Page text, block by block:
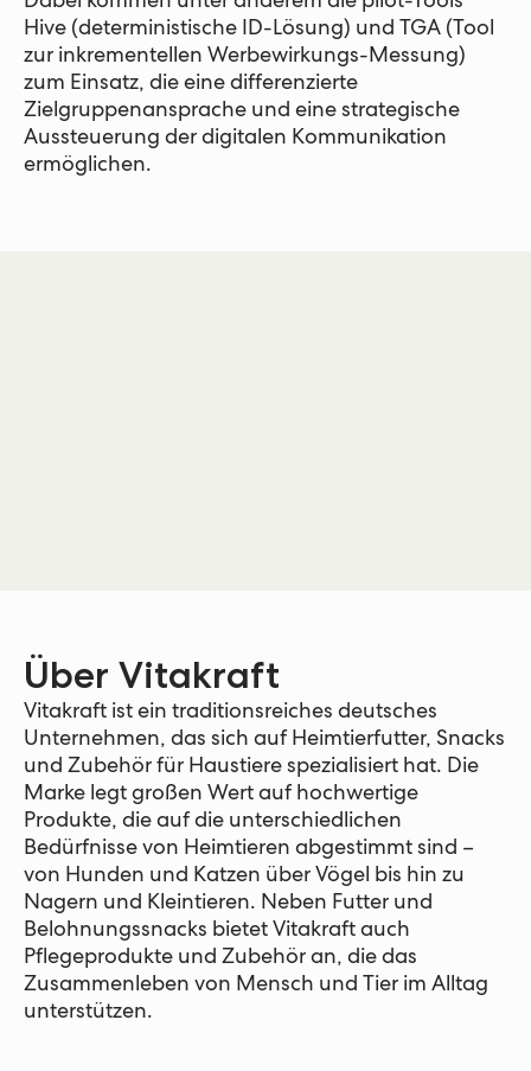
Hive (deterministische ID-Lösung) und TGA (Tool
zur inkrementellen Werbewirkungs-Messung)
zum Einsatz, die eine differenzierte
Zielgruppenansprache und eine strategische
Aussteuerung der digitalen Kommunikation
ermöglichen.
Über Vitakraft
Vitakraft ist ein traditionsreiches deutsches
Unternehmen, das sich auf Heimtierfutter, Snacks
und Zubehör für Haustiere spezialisiert hat. Die
Marke legt großen Wert auf hochwertige
Produkte, die auf die unterschiedlichen
Bedürfnisse von Heimtieren abgestimmt sind –
von Hunden und Katzen über Vögel bis hin zu
Nagern und Kleintieren. Neben Futter und
Belohnungssnacks bietet Vitakraft auch
Pflegeprodukte und Zubehör an, die das
Zusammenleben von Mensch und Tier im Alltag
unterstützen.